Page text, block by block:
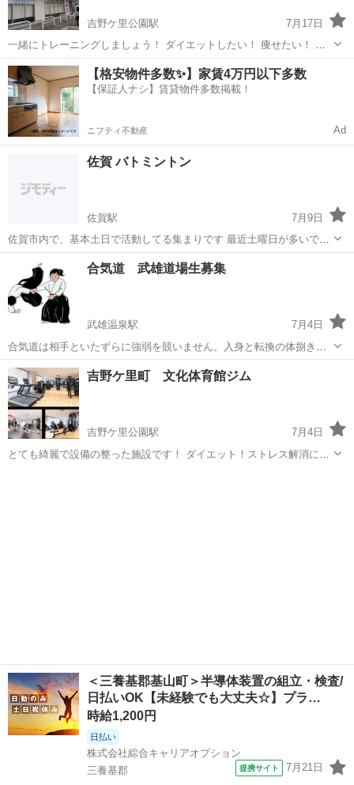
吉野ケ里公園駅
7月17日
一緒にトレーニングしましょう！ ダイエットしたい！ 痩せたい！ 強
くなりたい！ 目的は様々ですがまずは行動です😆初心者のかたには教
えます😆ジム入会を考えている方にはアドバイスします😊 一緒にジム
活しましょう！よく行くのは鳥栖...
佐賀 神埼郡 吉野ケ里公園駅 その他
【格安物件多数✨】家賃4万円以下多数
【保証人ナシ】賃貸物件多数掲載！
ニフティ不動産 Ad
佐賀 バトミントン
佐賀駅
7月9日
佐賀市内で、基本土日で活動してる集まりです 最近土曜日が多いです
場所:佐賀市立体育館が主 取れない時は、佐賀勤労者体育館です！ 時
間は、18:30~21:30の間で2時間です ラケットは、貸し出し可 シュ...
佐賀駅 バドミントン
合気道 武雄道場生募集
武雄温泉駅
7月4日
合気道は相手といたずらに強弱を競いません。入身と転換の体捌きと
呼吸力から生まれる技によって、お互いに切磋琢磨し合って稽古を積
み重ね、心身の錬成を図るのを目的としています。また、合気道は他
人と優劣を競うことをしないため、試合や...
佐賀 武雄市 武雄温泉駅 スポーツ
吉野ケ里町 文化体育館ジム
吉野ケ里公園駅
7月4日
とても綺麗で設備の整った施設です！ ダイエット！ストレス解消にジ
＜三養基郡基山町＞半導体装置の組立・検査/
日払いOK【未経験でも大丈夫☆】プラ…
時給1,200円
日払い
株式会社綜合キャリアオプション
三養基郡
提携サイト 7月21日